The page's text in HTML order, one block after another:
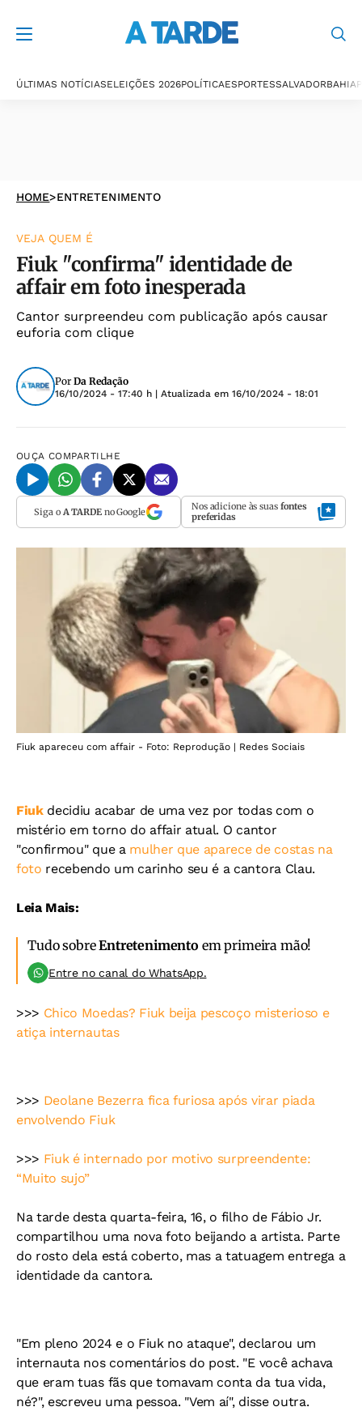
ÚLTIMAS NOTÍCIASELEIÇÕES 2026POLÍTICAESPORTESSALVADORBAHIA
HOME>ENTRETENIMENTO
VEJA QUEM É
Fiuk "confirma" identidade de
affair em foto inesperada
Cantor surpreendeu com publicação após causar
euforia com clique
Por Da Redação
16/10/2024 - 17:40 h | Atualizada em 16/10/2024 - 18:01
OUÇA COMPARTILHE
Siga o A TARDEno Google Nos adicione às suas fontes
preferidas
Fiuk apareceu com affair - Foto: Reprodução | Redes Sociais
Fiukdecidiu acabar de uma vez por todas com o
mistério em torno do affair atual. O cantor
"confirmou" que a mulher que aparece de costas na
foto recebendo um carinho seu é a cantora Clau.
Leia Mais:
Tudo sobreEntretenimento em primeira mão!
Entre no canal do WhatsApp.
>>> Chico Moedas? Fiuk beija pescoço misterioso e
atiça internautas
>>> Deolane Bezerra fica furiosa após virar piada
envolvendo Fiuk
>>> Fiuk é internado por motivo surpreendente:
“Muito sujo”
Na tarde desta quarta-feira, 16, o filho de Fábio Jr.
compartilhou uma nova foto beijando a artista. Parte
do rosto dela está coberto, mas a tatuagem entrega a
identidade da cantora.
"Em pleno 2024 e o Fiuk no ataque", declarou um
internauta nos comentários do post. "E você achava
que eram tuas fãs que tomavam conta da tua vida,
né?", escreveu uma pessoa. "Vem aí", disse outra.